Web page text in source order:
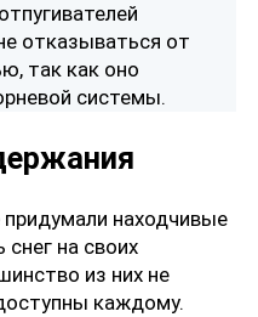
отказываться от
так как оно
системы.
находчивые
на своих
из них не
каждому.